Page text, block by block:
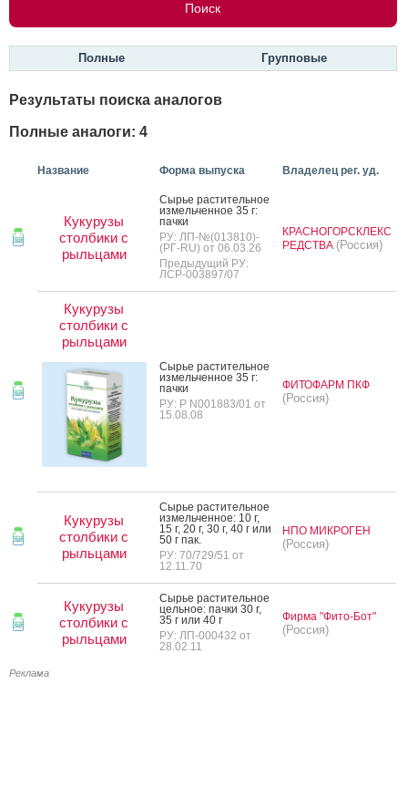
Полные Групповые
Результаты поиска аналогов
Полные аналоги: 4
Название Форма выпуска Владелец рег. уд.
Кукурузы
столбики с
рыльцами
Сырье рас­ти­тель­ное
из­мель­чен­ное 35 г:
пач­ки
РУ: ЛП-№(013810)-
(РГ-RU) от 06.03.26
Предыдущий РУ:
ЛСР-003897/07
КРАСНОГОРСКЛЕКС
РЕДСТВА (Россия)
Кукурузы
столбики с
рыльцами
Сырье рас­ти­тель­ное
из­мель­чен­ное 35 г:
пач­ки
РУ: Р N001883/01 от
15.08.08
ФИТОФАРМ ПКФ
(Россия)
Кукурузы
столбики с
рыльцами
Сырье рас­ти­тель­ное
из­мель­чен­ное: 10 г,
15 г, 20 г, 30 г, 40 г или
50 г пак.
РУ: 70/729/51 от
12.11.70
НПО МИКРОГЕН
(Россия)
Кукурузы
столбики с
рыльцами
Сырье рас­ти­тель­ное
цель­ное: пач­ки 30 г,
35 г или 40 г
РУ: ЛП-000432 от
28.02.11
Фирма "Фито-Бот"
(Россия)
Реклама